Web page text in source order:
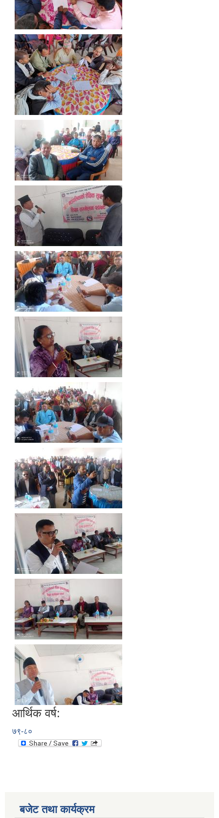
आर्थिक वर्ष:
७९-८०
बजेट तथा कार्यक्रम